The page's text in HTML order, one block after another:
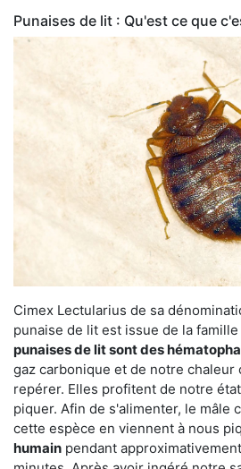
Punaises de lit : Qu'est ce que
Cimex Lectularius de sa
punaise de lit est issue de la
punaises de lit sont des
gaz carbonique et de notre
repérer. Elles profitent de notre
piquer. Afin de s'alimenter, le mâle
cette espèce en viennent à nous
humain pendant